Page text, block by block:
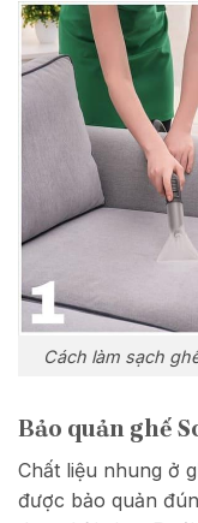
Cách làm sạch
Bảo quản ghế
Chất liệu nhung ở
được bảo quản